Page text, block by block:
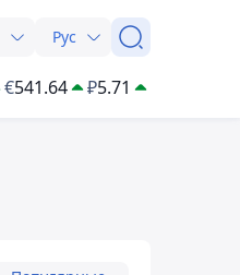
Рус
€541.64 ₽5.71